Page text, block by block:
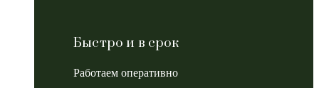
Быстро и в срок
Работаем оперативно